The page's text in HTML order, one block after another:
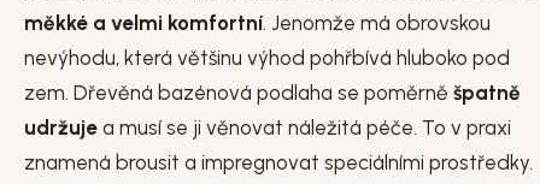
měkké a velmi komfortní. Jenomže má obrovskou
nevýhodu, která většinu výhod pohřbívá hluboko pod
zem. Dřevěná bazénová podlaha se poměrně špatně
udržuje a musí se ji věnovat náležitá péče. To v praxi
znamená brousit a impregnovat speciálními prostředky.